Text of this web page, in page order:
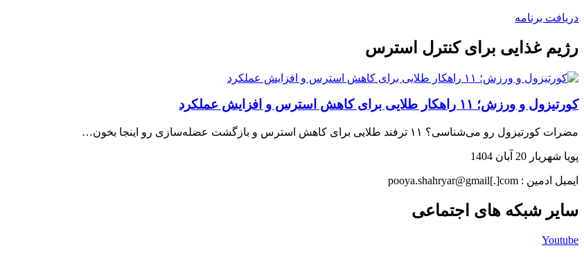
دریافت برنامه
رژیم غذایی برای کنترل استرس
کورتیزول و ورزش؛ ۱۱ راهکار طلایی برای کاهش استرس و افزایش عملکرد
مضرات کورتیزول رو می‌شناسی؟ ۱۱ ترفند طلایی برای کاهش استرس و بازگشت عضله‌سازی رو اینجا بخون…
پویا شهریار 20 آبان 1404
ایمیل ادمین : pooya.shahryar@gmail[.]com
سایر شبکه های اجتماعی
Youtube